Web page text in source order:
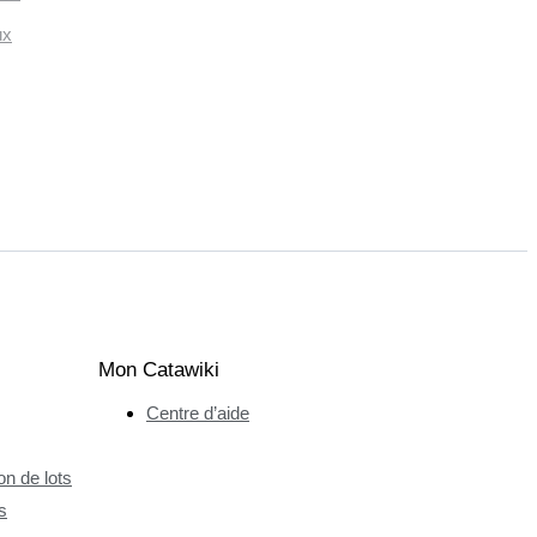
de lots
Mon Catawiki
Centre d’aide